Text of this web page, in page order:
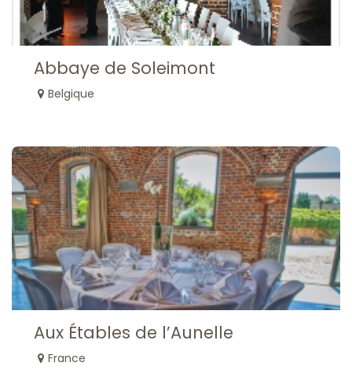
Abbaye de Soleimont
Belgique
Aux Étables de l’Aunelle
France